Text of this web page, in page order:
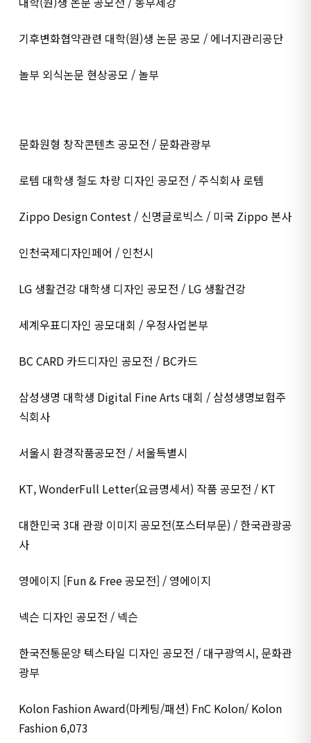
기후변화협약관련 대학(원)생 논문 공모 / 에너지관리공단
놀부 외식논문 현상공모 / 놀부
문화원형 창작콘텐츠 공모전 / 문화관광부
로템 대학생 철도 차량 디자인 공모전 / 주식회사 로템
Zippo Design Contest / 신명글로빅스 / 미국 Zippo 본사
인천국제디자인페어 / 인천시
LG 생활건강 대학생 디자인 공모전 / LG 생활건강
세계우표디자인 공모대회 / 우정사업본부
BC CARD 카드디자인 공모전 / BC카드
삼성생명 대학생 Digital Fine Arts 대회 / 삼성생명보험주
식회사
서울시 환경작품공모전 / 서울특별시
KT, WonderFull Letter(요금명세서) 작품 공모전 / KT
대한민국 3대 관광 이미지 공모전(포스터부문) / 한국관광공
사
영에이지 [Fun & Free 공모전] / 영에이지
넥슨 디자인 공모전 / 넥슨
한국전통문양 텍스타일 디자인 공모전 / 대구광역시, 문화관
광부
Kolon Fashion Award(마케팅/패션) FnC Kolon/ Kolon
Fashion 6,073